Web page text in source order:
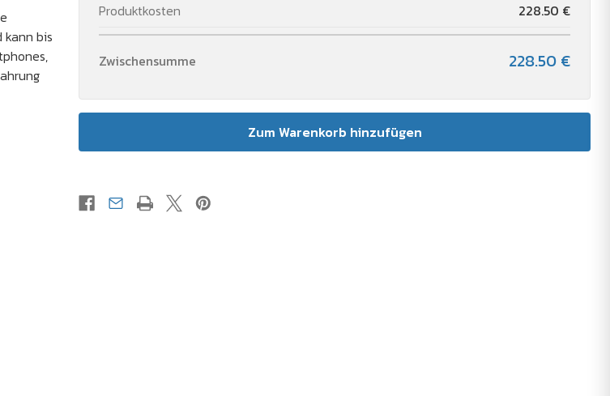
Produktkosten 228.50 €
Zwischensumme 228.50 €
bis